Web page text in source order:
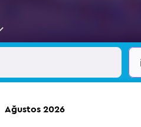
Ağustos 2026